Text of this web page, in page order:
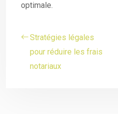
optimale.
Stratégies légales
pour réduire les frais
notariaux